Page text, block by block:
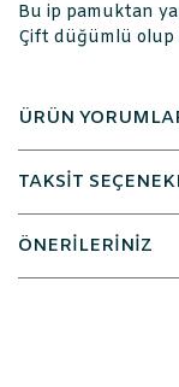
Bu ip pamuktan
Çift düğümlü olup
ÜRÜN
TAKSİT
ÖNERİLERİNİZ